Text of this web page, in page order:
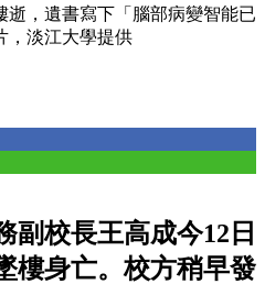
逝，遺書寫下「腦部病變智能已
，淡江大學提供
副校長王高成今12日
樓身亡。校方稍早發